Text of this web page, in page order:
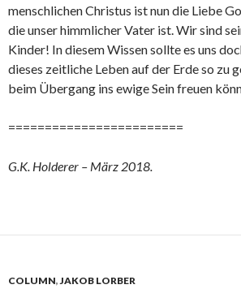
menschlichen Christus ist nun die Liebe
die unser himmlicher Vater ist. Wir sind
Kinder! In diesem Wissen sollte es uns
dieses zeitliche Leben auf der Erde so zu
beim Übergang ins ewige Sein freuen
========================
G.K. Holderer – März 2018.
COLUMN,JAKOB LORBER